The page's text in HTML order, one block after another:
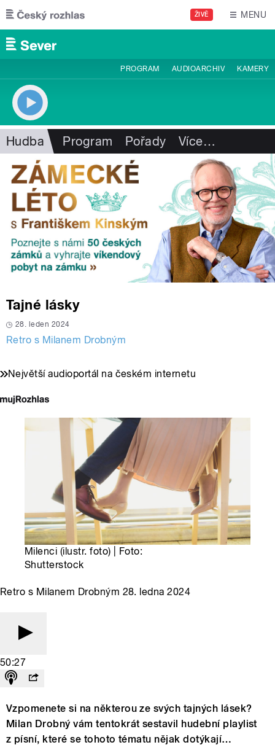
Přejít k hlavnímu obsahu
ŽIVĚ MENU
PROGRAM AUDIOARCHIV KAMERY
Hudba Program Pořady Více…
Tajné lásky
28. leden 2024
Retro s Milanem Drobným
Největší audioportál na českém internetu
Milenci (ilustr. foto) | Foto:
Shutterstock
Retro s Milanem Drobným 28. ledna 2024
50:27
Vzpomenete si na některou ze svých tajných lásek?
Milan Drobný vám tentokrát sestavil hudební playlist
z písní, které se tohoto tématu nějak dotýkají…